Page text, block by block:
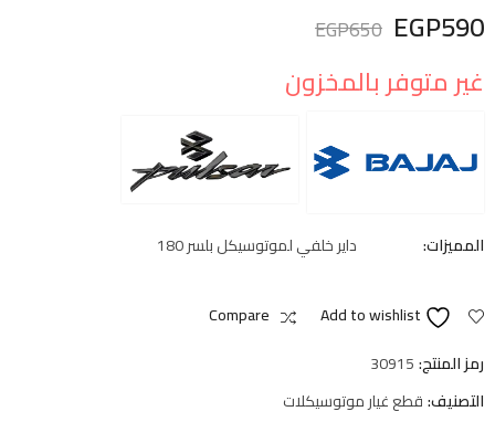
EGP590
EGP650
غير متوفر بالمخزون
المميزات: داير خلفي لموتوسيكل بلسر 180
Add to wishlist
Compare
رمز المنتج:30915
التصنيف:قطع غيار موتوسيكلات